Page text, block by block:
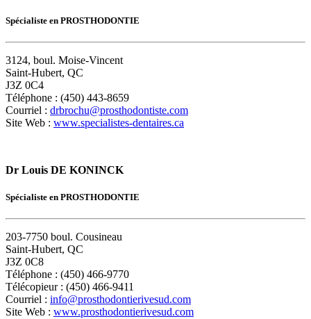
Spécialiste en PROSTHODONTIE
3124, boul. Moise-Vincent
Saint-Hubert, QC
J3Z 0C4
Téléphone : (450) 443-8659
Courriel : drbrochu@prosthodontiste.com
Site Web : www.specialistes-dentaires.ca
Dr Louis DE KONINCK
Spécialiste en PROSTHODONTIE
203-7750 boul. Cousineau
Saint-Hubert, QC
J3Z 0C8
Téléphone : (450) 466-9770
Télécopieur : (450) 466-9411
Courriel : info@prosthodontierivesud.com
Site Web : www.prosthodontierivesud.com